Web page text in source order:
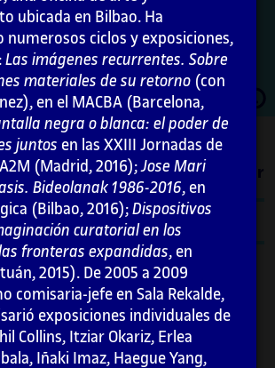
de este material docente han sido
Maria Iñigo
2021
Abrir
y artísticos sobre el
/ 4.1. Introducción
Imprimir
discursivos y
sobre el retorno
blanco
ubicada en Bilbao. Ha
numerosos ciclos y exposiciones,
Las imágenes recurrentes. Sobre
materiales de su retorno (con
en el MACBA (Barcelona,
negra o blanca: el poder de
juntos en las XXIII Jornadas de
(Madrid, 2016);Jose Mari
Bideolanak 1986-2016, en
(Bilbao, 2016); Dispositivos
curatorial en los
fronteras expandidas, en
2015). De 2005 a 2009
comisaria-jefe en Sala Rekalde,
exposiciones individuales de
Collins, Itziar Okariz, Erlea
Iñaki Imaz, Haegue Yang,